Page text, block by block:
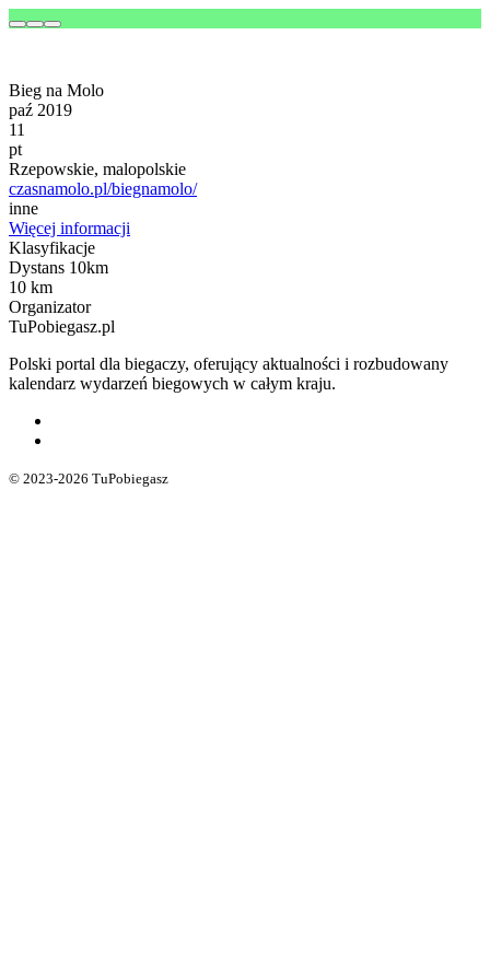
Bieg na Molo
paź 2019
11
pt
Rzepowskie, malopolskie
czasnamolo.pl/biegnamolo/
inne
Więcej informacji
Klasyfikacje
Dystans 10km
10 km
Organizator
TuPobiegasz.pl
Polski portal dla biegaczy, oferujący aktualności i rozbudowany
kalendarz wydarzeń biegowych w całym kraju.
© 2023-2026 TuPobiegasz